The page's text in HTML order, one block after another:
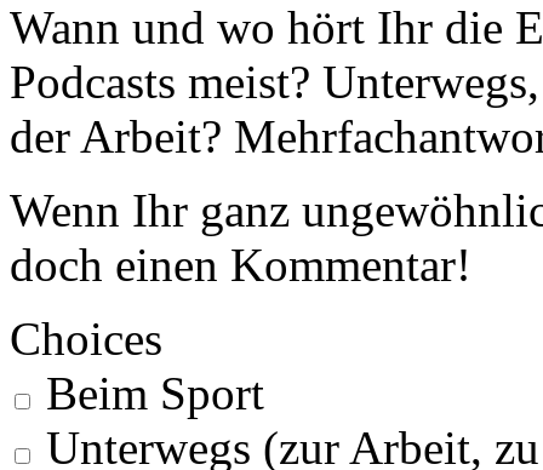
Wann und wo hört Ihr die
Podcasts meist?
der Arbeit?
Wenn Ihr ganz
doch einen Kommentar!
Choices
Beim Sport
Unterwegs (zur Arbeit,